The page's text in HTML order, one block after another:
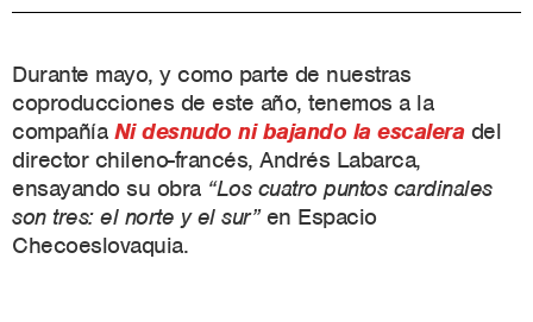
Durante mayo, y como parte de nuestras
coproducciones de este año, tenemos a la
compañía Ni desnudo ni bajando la escalera del
director chileno-francés, Andrés Labarca,
ensayando su obra“Los cuatro puntos cardinales
son tres: el norte y el sur”en Espacio
Checoeslovaquia.